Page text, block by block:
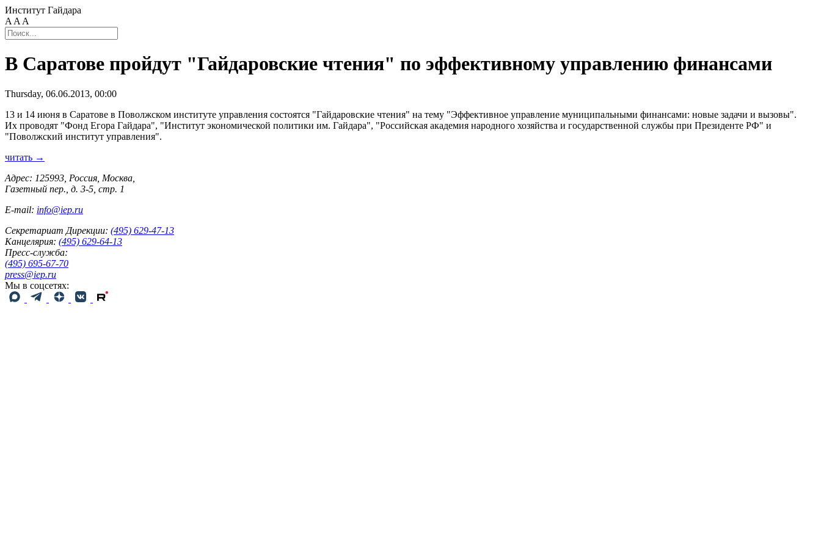
Институт Гайдара
A A A
В Саратове пройдут "Гайдаровские чтения" по эффективному управлению финансами
Thursday, 06.06.2013, 00:00
13 и 14 июня в Саратове в Поволжском институте управления состоятся "Гайдаровские чтения" на тему "Эффективное управление муниципальными финансами: новые задачи и вызовы".
Их проводят "Фонд Егора Гайдара", "Институт экономической политики им. Гайдара", "Российская академия народного хозяйства и государственной службы при Президенте РФ" и
"Поволжский институт управления".
читать →
Адрес: 125993, Россия, Москва,
Газетный пер., д. 3-5, стр. 1
E-mail: info@iep.ru
Секретариат Дирекции: (495) 629-47-13
Канцелярия: (495) 629-64-13
Пресс-служба:
(495) 695-67-70
press@iep.ru
Мы в соцсетях: